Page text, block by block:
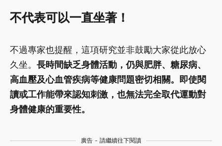
不代表可以一直坐著！
不過專家也提醒，這項研究並非鼓勵大家從此放心
久坐。 長時間缺乏身體活動，仍與肥胖、糖尿病、
高血壓及心血管疾病等健康問題密切相關。即使閱
讀或工作能帶來認知刺激，也無法完全取代運動對
身體健康的重要性。
廣告 - 請繼續往下閱讀